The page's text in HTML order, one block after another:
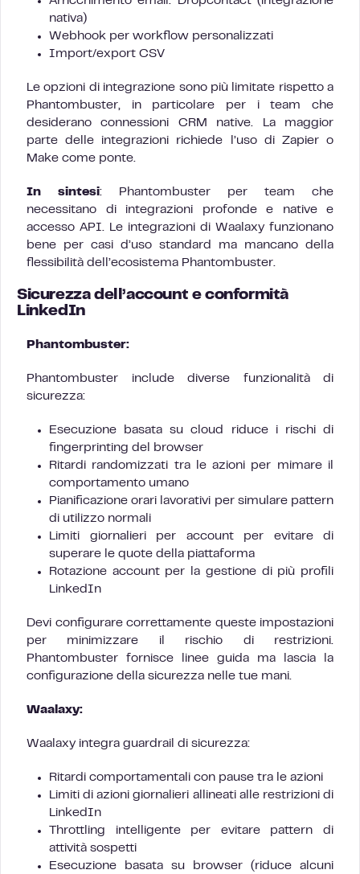
nativa)
Webhook per workflow personalizzati
Import/export CSV
Le opzioni di integrazione sono più limitate rispetto a
Phantombuster, in particolare per i team che
desiderano connessioni CRM native. La maggior
parte delle integrazioni richiede l’uso di Zapier o
Make come ponte.
In sintesi: Phantombuster per team che
necessitano di integrazioni profonde e native e
accesso API. Le integrazioni di Waalaxy funzionano
bene per casi d’uso standard ma mancano della
flessibilità dell’ecosistema Phantombuster.
Sicurezza dell’account e conformità
LinkedIn
Phantombuster:
Phantombuster include diverse funzionalità di
sicurezza:
Esecuzione basata su cloud riduce i rischi di
fingerprinting del browser
Ritardi randomizzati tra le azioni per mimare il
comportamento umano
Pianificazione orari lavorativi per simulare pattern
di utilizzo normali
Limiti giornalieri per account per evitare di
superare le quote della piattaforma
Rotazione account per la gestione di più profili
LinkedIn
Devi configurare correttamente queste impostazioni
per minimizzare il rischio di restrizioni.
Phantombuster fornisce linee guida ma lascia la
configurazione della sicurezza nelle tue mani.
Waalaxy:
Waalaxy integra guardrail di sicurezza:
Ritardi comportamentali con pause tra le azioni
Limiti di azioni giornalieri allineati alle restrizioni di
LinkedIn
Throttling intelligente per evitare pattern di
attività sospetti
Esecuzione basata su browser (riduce alcuni